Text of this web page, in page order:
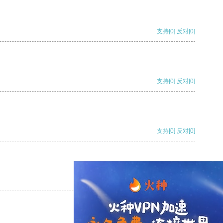
支持[0] 反对[0]
支持[0] 反对[0]
支持[0] 反对[0]
支持